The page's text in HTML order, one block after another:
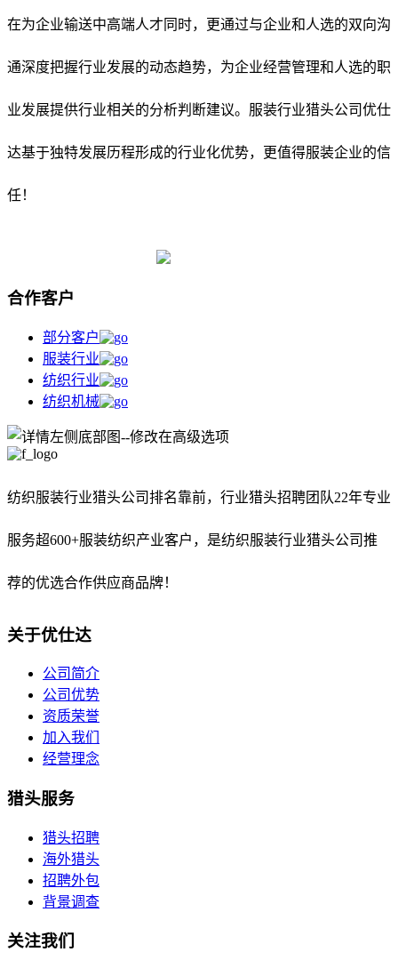
在为企业输送中高端人才同时，更通过与企业和人选的双向沟
通深度把握行业发展的动态趋势，为企业经营管理和人选的职
业发展提供行业相关的分析判断建议。服装行业猎头公司优仕
达基于独特发展历程形成的行业化优势，更值得服装企业的信
任！
合作客户
部分客户
服装行业
纺织行业
纺织机械
纺织服装行业猎头公司排名靠前， 行业猎头招聘团队22年专业
服务超600+服装纺织产业客户，是纺织服装行业猎头公司推
荐的优选合作供应商品牌！
关于优仕达
公司简介
公司优势
资质荣誉
加入我们
经营理念
猎头服务
猎头招聘
海外猎头
招聘外包
背景调查
关注我们